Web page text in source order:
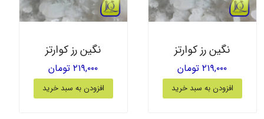
نگین رز کوارتز
۲۱۹,۰۰۰ تومان
افزودن به سبد خرید
نگین رز کوارتز
۲۱۹,۰۰۰ تومان
افزودن به سبد خرید